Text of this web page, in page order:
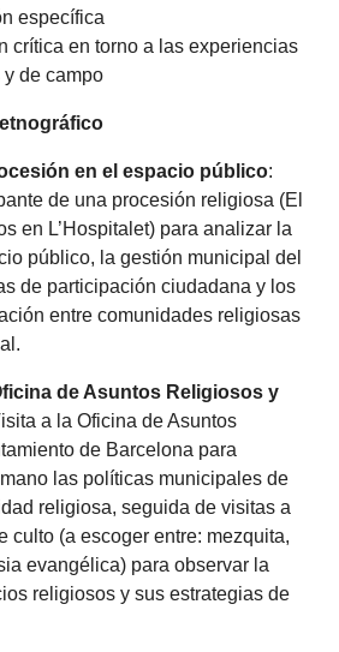
específica
crítica en torno a las experiencias
y de campo
en el espacio público:
de una procesión religiosa (El
en L’Hospitalet) para analizar la
público, la gestión municipal del
de participación ciudadana y los
entre comunidades religiosas
de Asuntos Religiosos y
a la Oficina de Asuntos
de Barcelona para
las políticas municipales de
religiosa, seguida de visitas a
culto (a escoger entre: mezquita,
evangélica) para observar la
religiosos y sus estrategias de